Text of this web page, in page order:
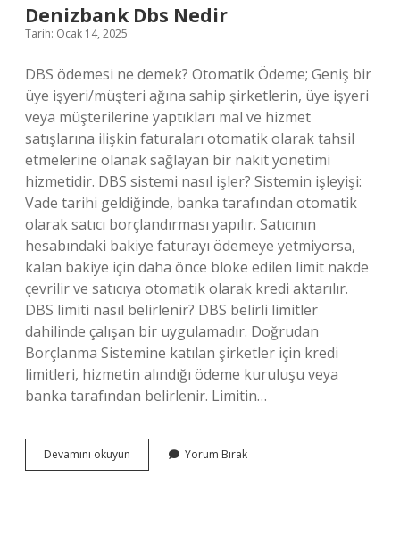
Denizbank Dbs Nedir
Tarih: Ocak 14, 2025
DBS ödemesi ne demek? Otomatik Ödeme; Geniş bir
üye işyeri/müşteri ağına sahip şirketlerin, üye işyeri
veya müşterilerine yaptıkları mal ve hizmet
satışlarına ilişkin faturaları otomatik olarak tahsil
etmelerine olanak sağlayan bir nakit yönetimi
hizmetidir. DBS sistemi nasıl işler? Sistemin işleyişi:
Vade tarihi geldiğinde, banka tarafından otomatik
olarak satıcı borçlandırması yapılır. Satıcının
hesabındaki bakiye faturayı ödemeye yetmiyorsa,
kalan bakiye için daha önce bloke edilen limit nakde
çevrilir ve satıcıya otomatik olarak kredi aktarılır.
DBS limiti nasıl belirlenir? DBS belirli limitler
dahilinde çalışan bir uygulamadır. Doğrudan
Borçlanma Sistemine katılan şirketler için kredi
limitleri, hizmetin alındığı ödeme kuruluşu veya
banka tarafından belirlenir. Limitin…
Devamını okuyun Denizbank
Dbs
Yorum Bırak